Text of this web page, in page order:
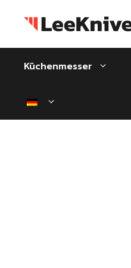
Inhalt
Küchenmesser